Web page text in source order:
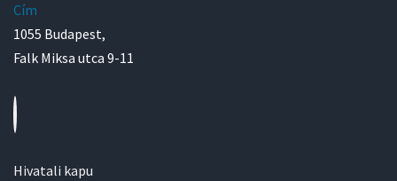
Cím
1055 Budapest,
Falk Miksa utca 9-11
Hivatali kapu